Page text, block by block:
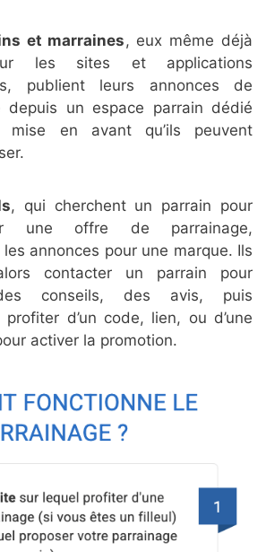
et marraines, eux même déjà
les sites et applications
publient leurs annonces de
depuis un espace parrain dédié
mise en avant qu’ils peuvent
, qui cherchent un parrain pour
une offre de parrainage,
annonces pour une marque. Ils
contacter un parrain pour
conseils, des avis, puis
profiter d’un code, lien, ou d’une
activer la promotion.